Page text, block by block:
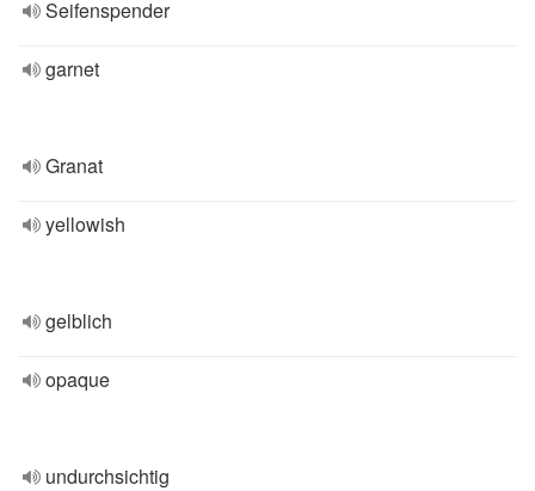
Seifenspender
garnet
Granat
yellowish
gelblich
opaque
undurchsichtig